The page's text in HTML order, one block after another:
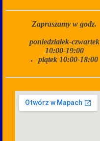
Zapraszamy w godz.
poniedziałek-czwartek
10:00-19:00
piątek 10:00-18:00